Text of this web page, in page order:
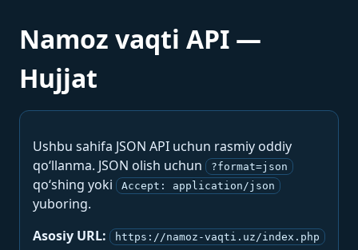
Namoz vaqti API —
Hujjat
Ushbu sahifa JSON API uchun rasmiy oddiy
qo‘llanma. JSON olish uchun
?format=json
qo‘shing yoki Accept: application/json
yuboring.
Asosiy URL:
https://namoz-vaqti.uz/index.php